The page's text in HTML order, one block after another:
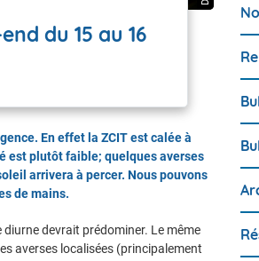
du 15 au 16
En effet la ZCIT est calée à
est plutôt faible; quelques averses
arrivera à percer. Nous pouvons
de mains.
devrait prédominer. Le même
averses localisées (principalement